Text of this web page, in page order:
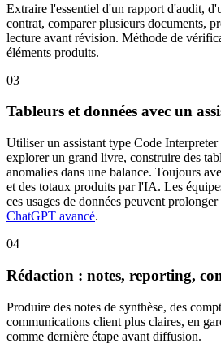
Extraire l'essentiel d'un rapport d'audit,
contrat, comparer plusieurs documents,
lecture avant révision. Méthode de
éléments produits.
03
Tableurs et données avec un
Utiliser un assistant type Code
explorer un grand livre, construire des
anomalies dans une balance. Toujours
et des totaux produits par l'IA. Les
ces usages de données peuvent prolonger
ChatGPT avancé.
04
Rédaction : notes, reporting,
Produire des notes de synthèse, des
communications client plus claires, en
comme dernière étape avant diffusion.